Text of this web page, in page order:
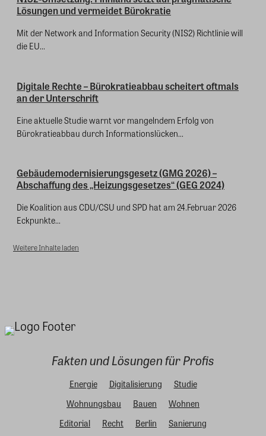
Lösungen und vermeidet Bürokratie
Mit der Network and Information Security (NIS2) Richtlinie will
die EU...
Digitale Rechte – Bürokratieabbau scheitert oftmals
an der Unterschrift
Eine aktuelle Studie warnt vor mangelndem Erfolg von
Bürokratieabbau durch Informationslücken...
Gebäudemodernisierungsgesetz (GMG 2026) –
Abschaffung des „Heizungsgesetzes“ (GEG 2024)
Die Koalition aus CDU/CSU und SPD hat am 24.Februar 2026
Eckpunkte...
Weitere Inhalte laden
Fakten und Lösungen für Profis
Energie Digitalisierung
Studie
Wohnungsbau
Bauen
Wohnen
Editorial
Recht Berlin Sanierung